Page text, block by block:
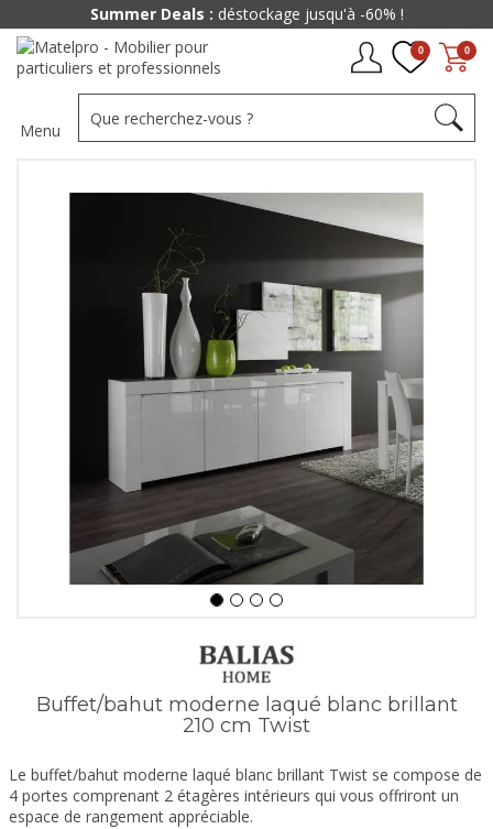
0
0
Menu
Buffet/bahut moderne laqué blanc brillant
210 cm Twist
Le buffet/bahut moderne laqué blanc brillant Twist se compose de
4 portes comprenant 2 étagères intérieurs qui vous offriront un
espace de rangement appréciable.
Summer Deals : déstockage jusqu'à -60% !